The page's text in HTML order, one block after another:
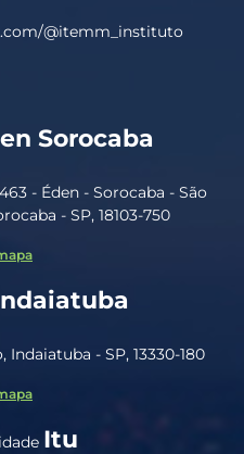
@itemm_instituto
Sorocaba
- Éden - Sorocaba - São
- SP, 18103-750
Indaiatuba - SP, 13330-180
Itu